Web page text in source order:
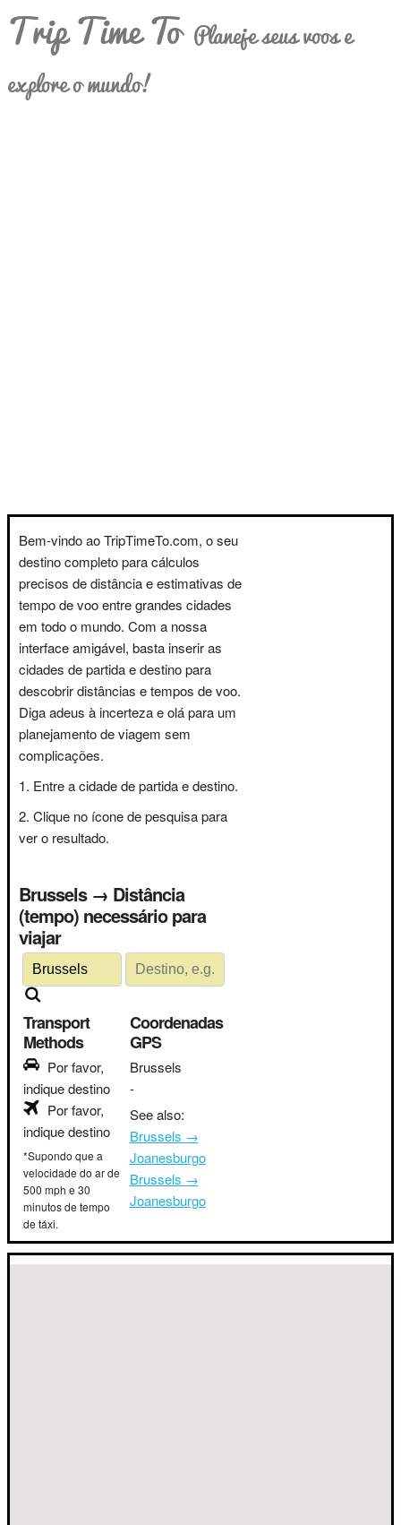
Trip Time To Planeje seus voos e
explore o mundo!
Bem-vindo ao TripTimeTo.com, o seu
destino completo para cálculos
precisos de distância e estimativas de
tempo de voo entre grandes cidades
em todo o mundo. Com a nossa
interface amigável, basta inserir as
cidades de partida e destino para
descobrir distâncias e tempos de voo.
Diga adeus à incerteza e olá para um
planejamento de viagem sem
complicações.
Entre a cidade de partida e destino.
Clique no ícone de pesquisa para
ver o resultado.
Brussels → Distância
(tempo) necessário para
viajar
Transport
Methods
Por favor,
indique destino
Por favor,
indique destino
*Supondo que a
velocidade do ar de
500 mph e 30
minutos de tempo
de táxi.
Coordenadas
GPS
Brussels
-
See also:
Brussels →
Joanesburgo
Brussels →
Joanesburgo